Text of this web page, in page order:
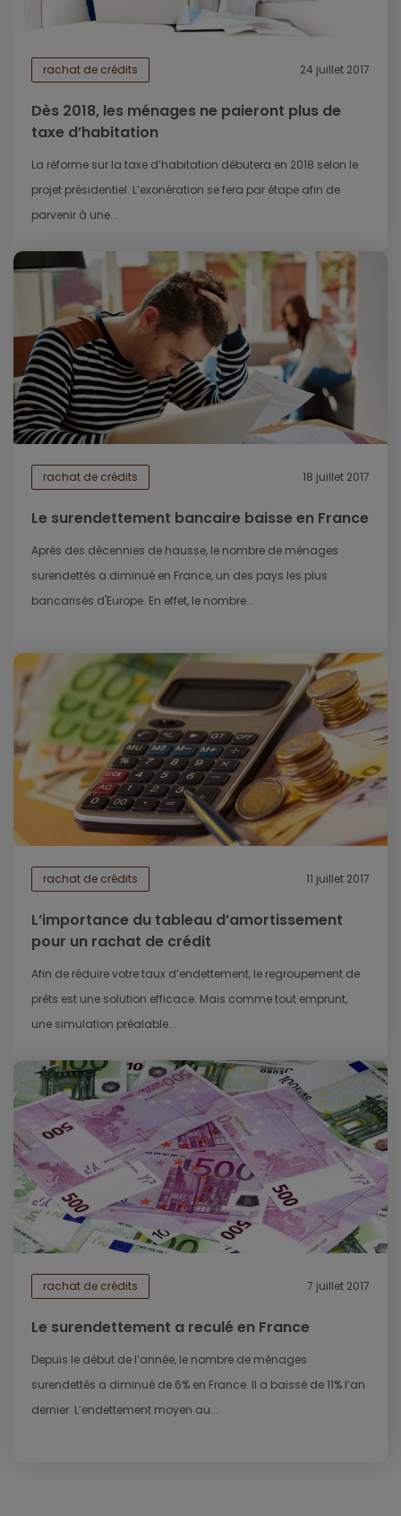
rachat de crédits 24 juillet 2017
Dès 2018, les ménages ne paieront plus de
taxe d’habitation
La réforme sur la taxe d’habitation débutera en 2018 selon le
projet présidentiel. L’exonération se fera par étape afin de
parvenir à une...
rachat de crédits 18 juillet 2017
Le surendettement bancaire baisse en France
Après des décennies de hausse, le nombre de ménages
surendettés a diminué en France, un des pays les plus
bancarisés d'Europe. En effet, le nombre...
rachat de crédits 11 juillet 2017
L’importance du tableau d’amortissement
pour un rachat de crédit
Afin de réduire votre taux d’endettement, le regroupement de
prêts est une solution efficace. Mais comme tout emprunt,
une simulation préalable...
rachat de crédits 7 juillet 2017
Le surendettement a reculé en France
Depuis le début de l’année, le nombre de ménages
surendettés a diminué de 6% en France. Il a baissé de 11% l’an
dernier. L’endettement moyen au...